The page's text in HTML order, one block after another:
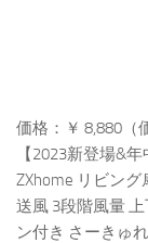
価格：￥ 8,880（
【2023新登場&
ZXhome リビン
送風 3段階風量
ン付き さーきゅ